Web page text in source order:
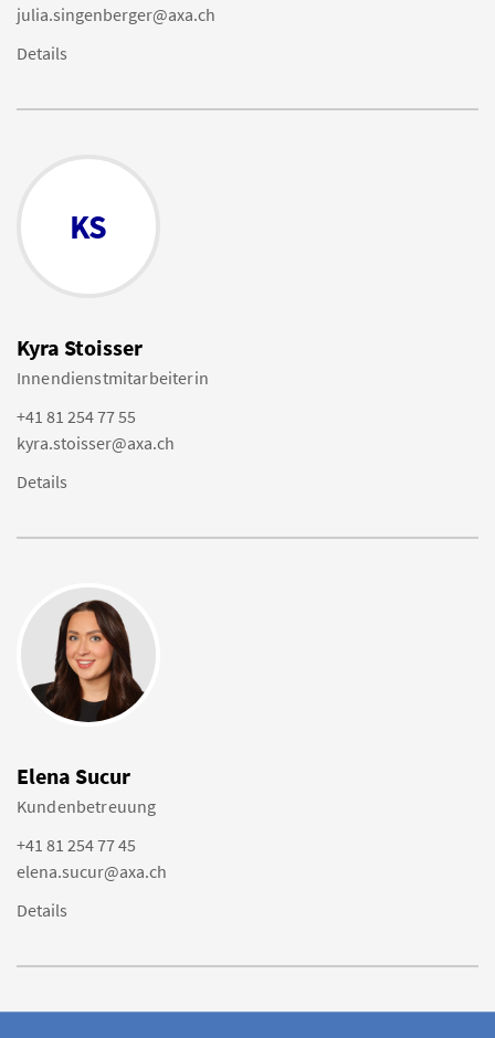
julia.singenberger@axa.ch
Details
KS
Kyra Stoisser
Innendienstmitarbeiterin
+41 81 254 77 55
kyra.stoisser@axa.ch
Details
Elena Sucur
Kundenbetreuung
+41 81 254 77 45
elena.sucur@axa.ch
Details